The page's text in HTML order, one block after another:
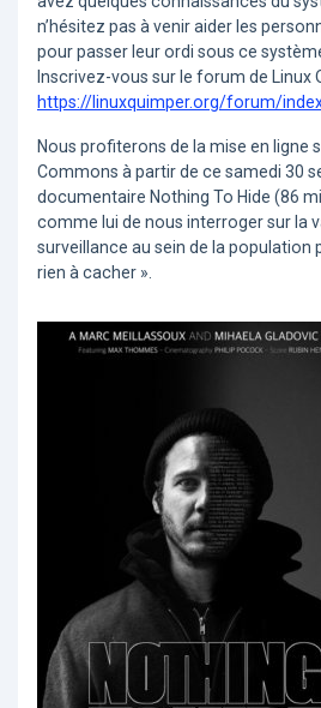
n’hésitez pas à venir aider les
pour passer leur ordi sous ce
Inscrivez-vous sur le forum de Linux
https://linuxquimper.org/forum/
Nous profiterons de la mise en ligne
Commons à partir de ce samedi 30
documentaire Nothing To Hide (86
comme lui de nous interroger sur la
surveillance au sein de la population
rien à cacher ».